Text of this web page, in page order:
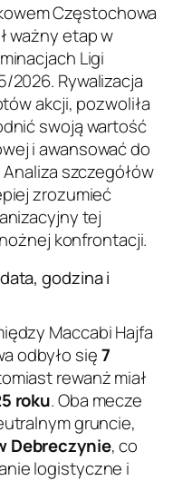
Częstochowa
ważny etap w
Ligi
2026. Rywalizacja
akcji, pozwoliła
swoją wartość
i awansować do
szczegółów
zrozumieć
tej
konfrontacji.
godzina i
Maccabi Hajfa
odbyło się7
rewanż miał
roku. Oba mecze
gruncie,
Debreczynie, co
logistyczne i